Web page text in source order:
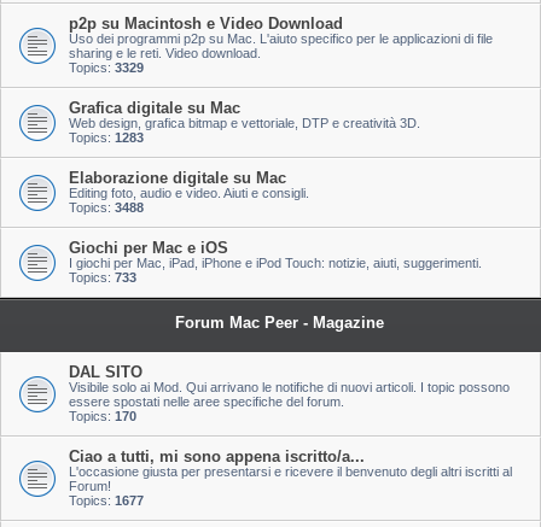
p2p su Macintosh e Video Download
Uso dei programmi p2p su Mac. L'aiuto specifico per le applicazioni di file
sharing e le reti. Video download.
Topics: 3329
Grafica digitale su Mac
Web design, grafica bitmap e vettoriale, DTP e creatività 3D.
Topics: 1283
Elaborazione digitale su Mac
Editing foto, audio e video. Aiuti e consigli.
Topics: 3488
Giochi per Mac e iOS
I giochi per Mac, iPad, iPhone e iPod Touch: notizie, aiuti, suggerimenti.
Topics: 733
Forum Mac Peer - Magazine
DAL SITO
Visibile solo ai Mod. Qui arrivano le notifiche di nuovi articoli. I topic possono
essere spostati nelle aree specifiche del forum.
Topics: 170
Ciao a tutti, mi sono appena iscritto/a...
L'occasione giusta per presentarsi e ricevere il benvenuto degli altri iscritti al
Forum!
Topics: 1677